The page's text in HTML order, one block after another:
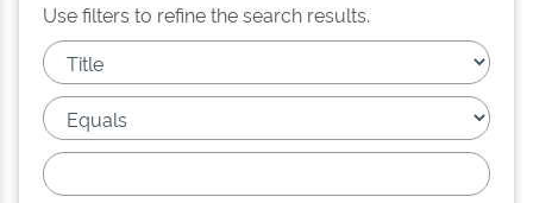
Use filters to refine the search results.